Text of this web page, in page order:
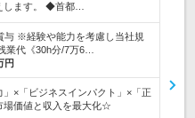
します。 ◆首都…
与 ※経験や能力を考慮し当社規
業代《30h分/7万6…
円
」×「ビジネスインパクト」×「正
場価値と収入を最大化☆